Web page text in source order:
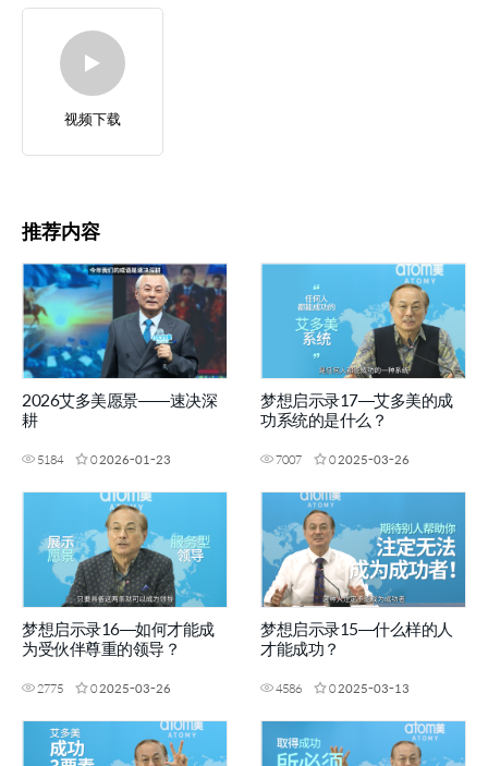
视频下载
推荐内容
2026艾多美愿景——速决深
耕
5184 02026-01-23
梦想启示录17—艾多美的成
功系统的是什么？
7007 02025-03-26
梦想启示录16—如何才能成
为受伙伴尊重的领导？
2775 02025-03-26
梦想启示录15—什么样的人
才能成功？
4586 02025-03-13